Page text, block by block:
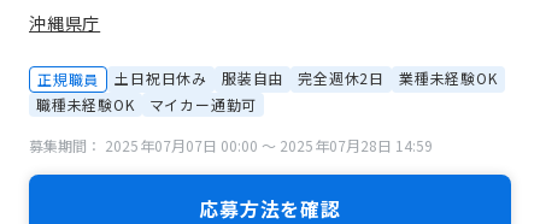
沖縄県庁
正規職員 土日祝日休み 服装自由 完全週休2日
業種未経験OK
職種未経験OK
マイカー通勤可
募集期間： 2025年07月07日 00:00 〜 2025年07月28日 14:59
応募方法を確認